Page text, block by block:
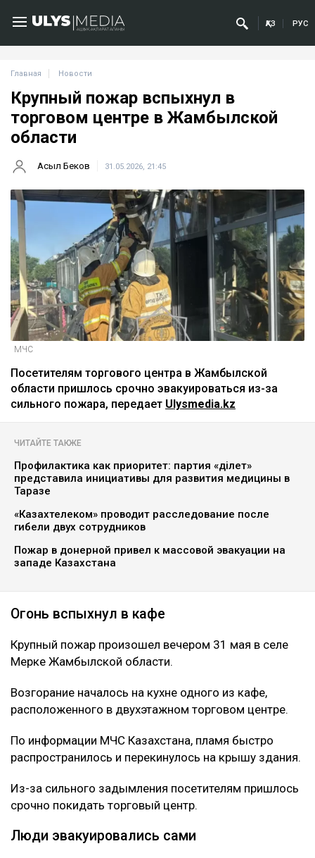
ҚАЗ РУС
Главная Новости
Крупный пожар вспыхнул в
торговом центре в Жамбылской
области
Асыл Беков 31.05.2026, 21:45
МЧС
Посетителям торгового центра в Жамбылской
области пришлось срочно эвакуироваться из-за
сильного пожара, передает Ulysmedia.kz
ЧИТАЙТЕ ТАКЖЕ
Профилактика как приоритет: партия «Әділет»
представила инициативы для развития медицины в
Таразе
«Казахтелеком» проводит расследование после
гибели двух сотрудников
Пожар в донерной привел к массовой эвакуации на
западе Казахстана
Огонь вспыхнул в кафе
Крупный пожар произошел вечером 31 мая в селе
Мерке Жамбылской области.
Возгорание началось на кухне одного из кафе,
расположенного в двухэтажном торговом центре.
По информации МЧС Казахстана, пламя быстро
распространилось и перекинулось на крышу здания.
Из-за сильного задымления посетителям пришлось
срочно покидать торговый центр.
Люди эвакуировались сами